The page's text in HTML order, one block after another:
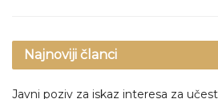
Najnoviji članci
Javni poziv za iskaz interesa za